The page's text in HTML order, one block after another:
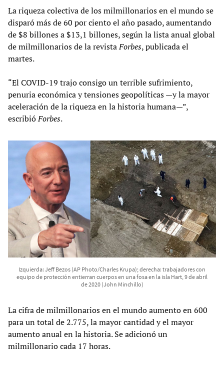
La riqueza colectiva de los milmillonarios en el mundo se
disparó más de 60 por ciento el año pasado, aumentando
de $8 billones a $13,1 billones, según la lista anual global
de milmillonarios de la revistaForbes, publicada el
martes.
“El COVID-19 trajo consigo un terrible sufrimiento,
penuria económica y tensiones geopolíticas —y la mayor
aceleración de la riqueza en la historia humana—”,
escribióForbes.
Izquierda: Jeff Bezos (AP Photo/Charles Krupa); derecha: trabajadores con
equipo de protección entierran cuerpos en una fosa en la isla Hart, 9 de abril
de 2020 (John Minchillo)
La cifra de milmillonarios en el mundo aumento en 600
para un total de 2.775, la mayor cantidad y el mayor
aumento anual en la historia. Se adicionó un
milmillonario cada 17 horas.